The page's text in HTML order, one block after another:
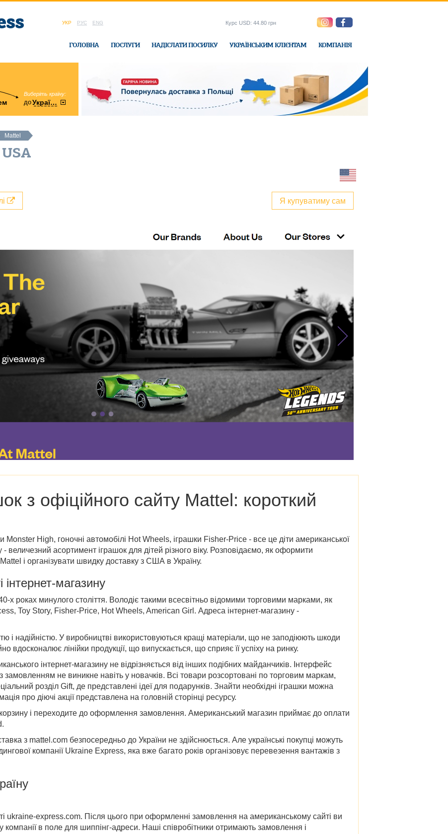
УКР РУС ENG
ГОЛОВНА ПОСЛУГИ НАДІСЛАТИ ПОСИЛКУ УКРАЇНСЬКИМ КЛІЄНТАМ КОМПАНІЯ
Курс USD: 44.80 грн
Виберіть країну:
доУкраїни
область:
Вінницька в офісі Ukraine-Express
Mattel
Я купуватиму сам
з офіційного сайту Mattel: короткий
Monster High, гоночні автомобілі Hot Wheels, іграшки Fisher-Price - все це діти американської
- величезний асортимент іграшок для дітей різного віку. Розповідаємо, як оформити
і організувати швидку доставку з США в Україну.
магазину
х роках минулого століття. Володіє такими всесвітньо відомими торговими марками, як
Toy Story, Fisher-Price, Hot Wheels, American Girl. Адреса інтернет-магазину -
і надійністю. У виробництві використовуються кращі матеріали, що не заподіюють шкоди
вдосконалює лінійки продукції, що випускається, що сприяє її успіху на ринку.
інтернет-магазину не відрізняється від інших подібних майданчиків. Інтерфейс
замовленням не виникне навіть у новачків. Всі товари розсортовані по торговим маркам,
розділ Gift, де представлені ідеї для подарунків. Знайти необхідні іграшки можна
про діючі акції представлена ​​на головній сторінці ресурсу.
і переходите до оформлення замовлення. Американський магазин приймає до оплати
з mattel.com безпосередньо до України не здійснюється. Але українські покупці можуть
компанії Ukraine Express, яка вже багато років організовує перевезення вантажів з
ukraine-express.com. Після цього при оформленні замовлення на американському сайті ви
в поле для шиппінг-адреси. Наші співробітники отримають замовлення і